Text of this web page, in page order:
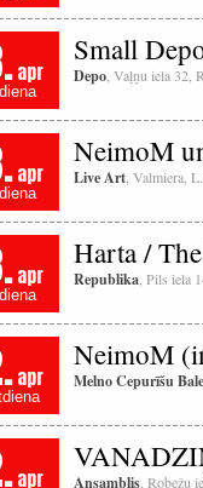
apr
Small
Depo , Vaļņu iela 32,
apr
NeimoM
Live Art , Valmiera,
apr
Harta /
Republika , Pils iela
apr
NeimoM
Melno Cepurīšu
apr Ansamblis , Robežu